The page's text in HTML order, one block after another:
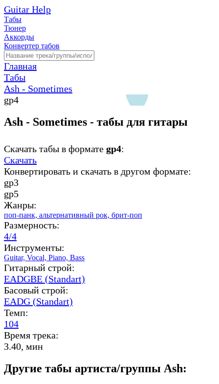
Guitar Help
Табы
Тюнер
Аккорды
Конвертер табов
Главная
Табы
Ash - Sometimes
gp4
Ash - Sometimes - табы для гитары
Скачать табы в формате gp4:
Скачать
Конвертировать и скачать в другом формате:
gp3
gp5
Жанры:
поп-панк, альтернативный рок, брит-поп
Размерность:
4/4
Инструменты:
Guitar, Vocal, Piano, Bass
Гитарный строй:
EADGBE (Standart)
Басовый строй:
EADG (Standart)
Темп:
104
Время трека:
3.40, мин
Другие табы артиста/группы Ash: